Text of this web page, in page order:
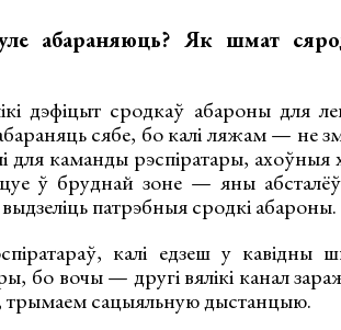
абараняюць? Як шмат
дэфіцыт сродкаў абароны для
сябе, бо калі ляжам — не
каманды рэспіратары, ахоўныя
ў бруднай зоне — яны
патрэбныя сродкі абароны.
калі едзеш у кавідны
бо вочы — другі вялікі канал
трымаем сацыяльную дыстанцыю.